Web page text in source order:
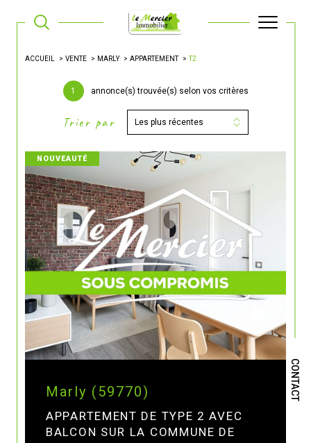
CONTACT
ACCUEIL VENTE MARLY APPARTEMENT T2
1 annonce(s) trouvée(s) selon vos critères
Trier par Les plus récentes
Marly (59770)
APPARTEMENT DE TYPE 2 AVEC
BALCON SUR LA COMMUNE DE
NOUVEAUTÉ